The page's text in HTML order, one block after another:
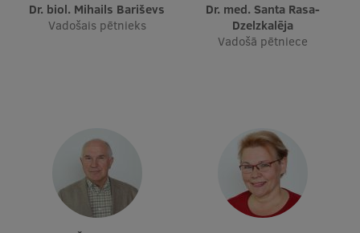
Ilgtspējīga attīstība
Mūžizglītība
Dr. biol. Mihails Bariševs
Vadošais pētnieks
Dr. med. Santa Rasa-
Dzelzkalēja
Vadošā pētniece